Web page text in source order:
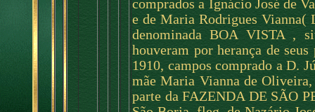
comprados a Ignácio José de
e de Maria Rodrigues Vianna(
denominada BOA VISTA ,
houveram por herança de
1910, campos comprado a D.
mãe Maria Vianna de
parte da FAZENDA DE SÃO